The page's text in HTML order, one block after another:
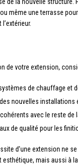
même une terrasse
de votre extension,
de chauffage et
nouvelles installations
avec le reste de
de qualité pour les
d’une extension ne
esthétique, mais aussi à